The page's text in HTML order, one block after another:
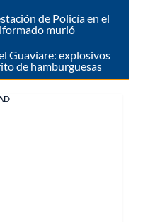
de Policía en el
murió
Guaviare: explosivos
de hamburguesas